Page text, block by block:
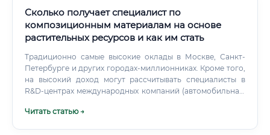
Сколько получает специалист по
композиционным материалам на основе
растительных ресурсов и как им стать
Традиционно самые высокие оклады в Москве, Санкт-
Петербурге и других городах-миллионниках. Кроме того,
на высокий доход могут рассчитывать специалисты в
R&D-центрах международных компаний (автомобильная,
инновационных компаниях, получивших серьезные
Читать статью →